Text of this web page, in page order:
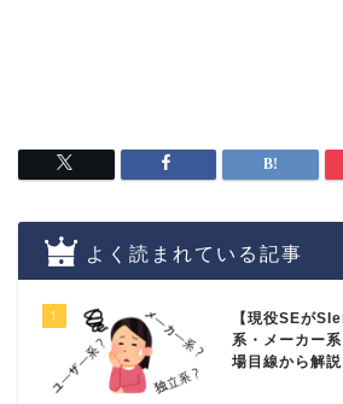
よく読まれている記事
1
【現役SEが
系・メーカー
場目線から解説